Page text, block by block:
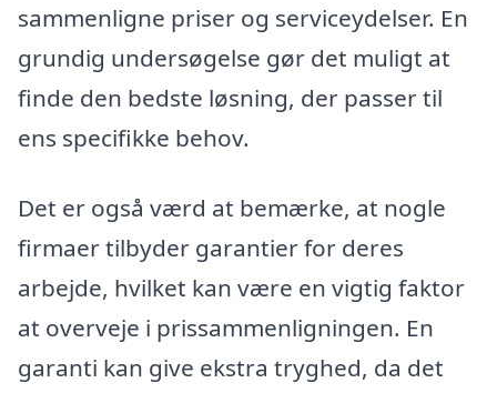
sammenligne priser og serviceydelser. En
grundig undersøgelse gør det muligt at
finde den bedste løsning, der passer til
ens specifikke behov.
Det er også værd at bemærke, at nogle
firmaer tilbyder garantier for deres
arbejde, hvilket kan være en vigtig faktor
at overveje i prissammenligningen. En
garanti kan give ekstra tryghed, da det